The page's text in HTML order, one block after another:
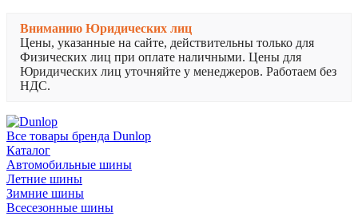
Вниманию Юридических лиц
Цены, указанные на сайте, действительны только для
Физических лиц при оплате наличными. Цены для
Юридических лиц уточняйте у менеджеров. Работаем без
НДС.
Все товары бренда Dunlop
Каталог
Автомобильные шины
Летние шины
Зимние шины
Всесезонные шины